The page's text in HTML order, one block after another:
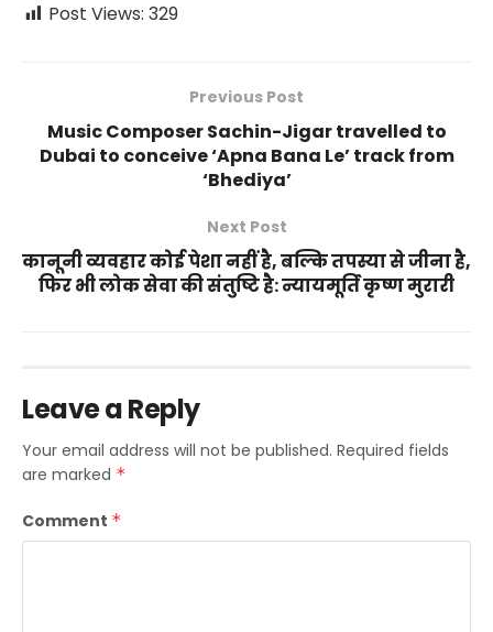
Post Views: 329
Previous Post
Music Composer Sachin-Jigar travelled to
Dubai to conceive ‘Apna Bana Le’ track from
‘Bhediya’
Next Post
कानूनी व्यवहार कोई पेशा नहीं है, बल्कि तपस्या से जीना है,
फिर भी लोक सेवा की संतुष्टि है: न्यायमूर्ति कृष्ण मुरारी
Leave a Reply
Your email address will not be published. Required fields
are marked *
Comment *